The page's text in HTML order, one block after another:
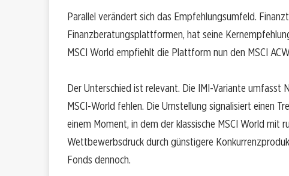
Parallel verändert sich das Empfehlungsumfeld.
Finanzberatungsplattformen, hat seine
MSCI World empfiehlt die Plattform nun den MSCI
Der Unterschied ist relevant. Die IMI-Variante umfasst
MSCI-World fehlen. Die Umstellung signalisiert einen
einem Moment, in dem der klassische MSCI World
Wettbewerbsdruck durch günstigere
Fonds dennoch.